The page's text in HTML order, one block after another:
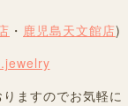
・ 鹿児島天文館店)
ますのでお気軽に